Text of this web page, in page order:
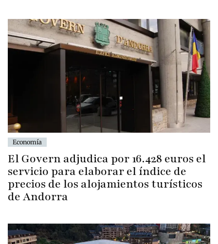
Economía
El Govern adjudica por 16.428 euros el
servicio para elaborar el índice de
precios de los alojamientos turísticos
de Andorra